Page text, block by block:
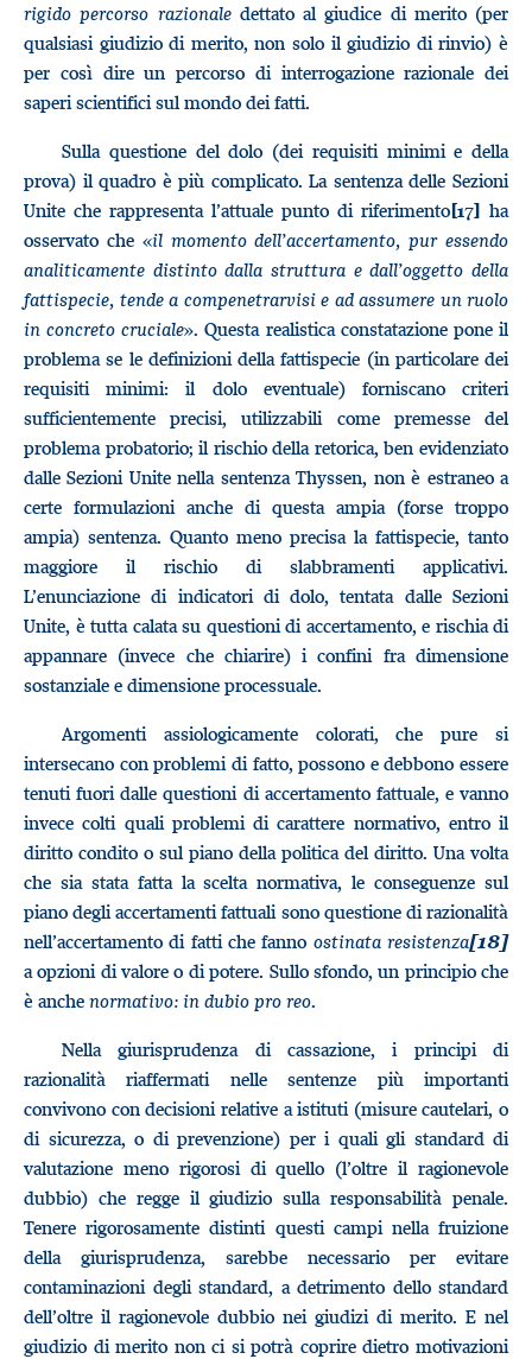
rigido percorso razionaledettato al giudice di merito (per
qualsiasi giudizio di merito, non solo il giudizio di rinvio) è
per così dire un percorso di interrogazione razionale dei
saperi scientifici sul mondo dei fatti.
Sulla questione del dolo (dei requisiti minimi e della
prova) il quadro è più complicato. La sentenza delle Sezioni
Unite che rappresenta l’attuale punto di riferimento[17] ha
osservato che «il momento dell’accertamento, pur essendo
analiticamente distinto dalla struttura e dall’oggetto della
fattispecie, tende a compenetrarvisi e ad assumere un ruolo
in concreto cruciale». Questa realistica constatazione pone il
problema se le definizioni della fattispecie (in particolare dei
requisiti minimi: il dolo eventuale) forniscano criteri
sufficientemente precisi, utilizzabili come premesse del
problema probatorio; il rischio della retorica, ben evidenziato
dalle Sezioni Unite nella sentenza Thyssen, non è estraneo a
certe formulazioni anche di questa ampia (forse troppo
ampia) sentenza. Quanto meno precisa la fattispecie, tanto
maggiore il rischio di slabbramenti applicativi.
L’enunciazione di indicatori di dolo, tentata dalle Sezioni
Unite, è tutta calata su questioni di accertamento, e rischia di
appannare (invece che chiarire) i confini fra dimensione
sostanziale e dimensione processuale.
Argomenti assiologicamente colorati, che pure si
intersecano con problemi di fatto, possono e debbono essere
tenuti fuori dalle questioni di accertamento fattuale, e vanno
invece colti quali problemi di carattere normativo, entro il
diritto condito o sul piano della politica del diritto. Una volta
che sia stata fatta la scelta normativa, le conseguenze sul
piano degli accertamenti fattuali sono questione di razionalità
nell’accertamento di fatti che fanno ostinata resistenza[18]
a opzioni di valore o di potere. Sullo sfondo, un principio che
è anche normativo: in dubio pro reo.
Nella giurisprudenza di cassazione, i principi di
razionalità riaffermati nelle sentenze più importanti
convivono con decisioni relative a istituti (misure cautelari, o
di sicurezza, o di prevenzione) per i quali gli standard di
valutazione meno rigorosi di quello (l’oltre il ragionevole
dubbio) che regge il giudizio sulla responsabilità penale.
Tenere rigorosamente distinti questi campi nella fruizione
della giurisprudenza, sarebbe necessario per evitare
contaminazioni degli standard, a detrimento dello standard
dell’oltre il ragionevole dubbio nei giudizi di merito. E nel
giudizio di merito non ci si potrà coprire dietro motivazioni